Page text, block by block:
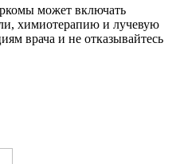
может включать
химиотерапию и лучевую
врача и не отказывайтесь